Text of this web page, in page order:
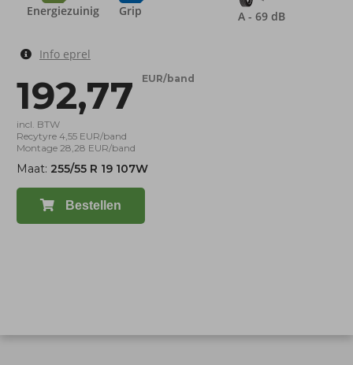
Energiezuinig Grip A - 69 dB
Info eprel
192,77 EUR/band
incl. BTW
Recytyre 4,55 EUR/band
Montage 28,28 EUR/band
Maat: 255/55 R 19 107W
Bestellen